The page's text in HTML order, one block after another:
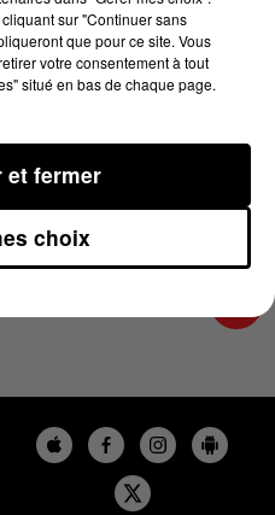
DU 03/06/2024 À
sur "Continuer sans
que pour ce site. Vous
votre consentement à tout
situé en bas de chaque page.
choix
et fermer